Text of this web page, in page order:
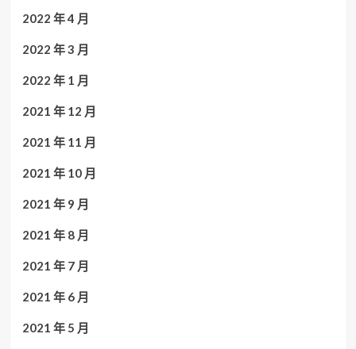
2022 年 4 月
2022 年 3 月
2022 年 1 月
2021 年 12 月
2021 年 11 月
2021 年 10 月
2021 年 9 月
2021 年 8 月
2021 年 7 月
2021 年 6 月
2021 年 5 月